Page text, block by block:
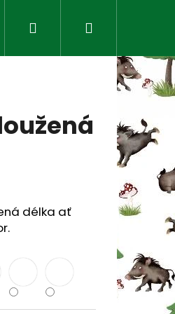
Přihlášení
košík
délka ať
Následující